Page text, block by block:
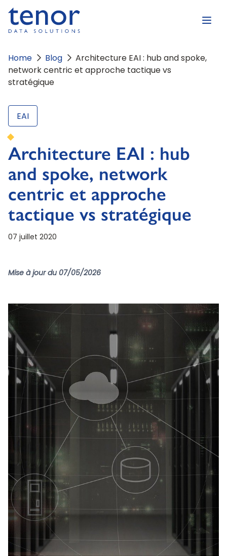
Home Blog
Architecture EAI : hub and spoke,
network centric et approche tactique vs
stratégique
EAI
Architecture EAI : hub
and spoke, network
centric et approche
tactique vs stratégique
07 juillet 2020
Mise à jour du 07/05/2026